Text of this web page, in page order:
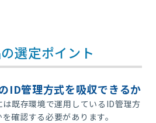
選定ポイント
ID管理方式を吸収できるか
既存環境で運用しているID管理方
確認する必要があります。